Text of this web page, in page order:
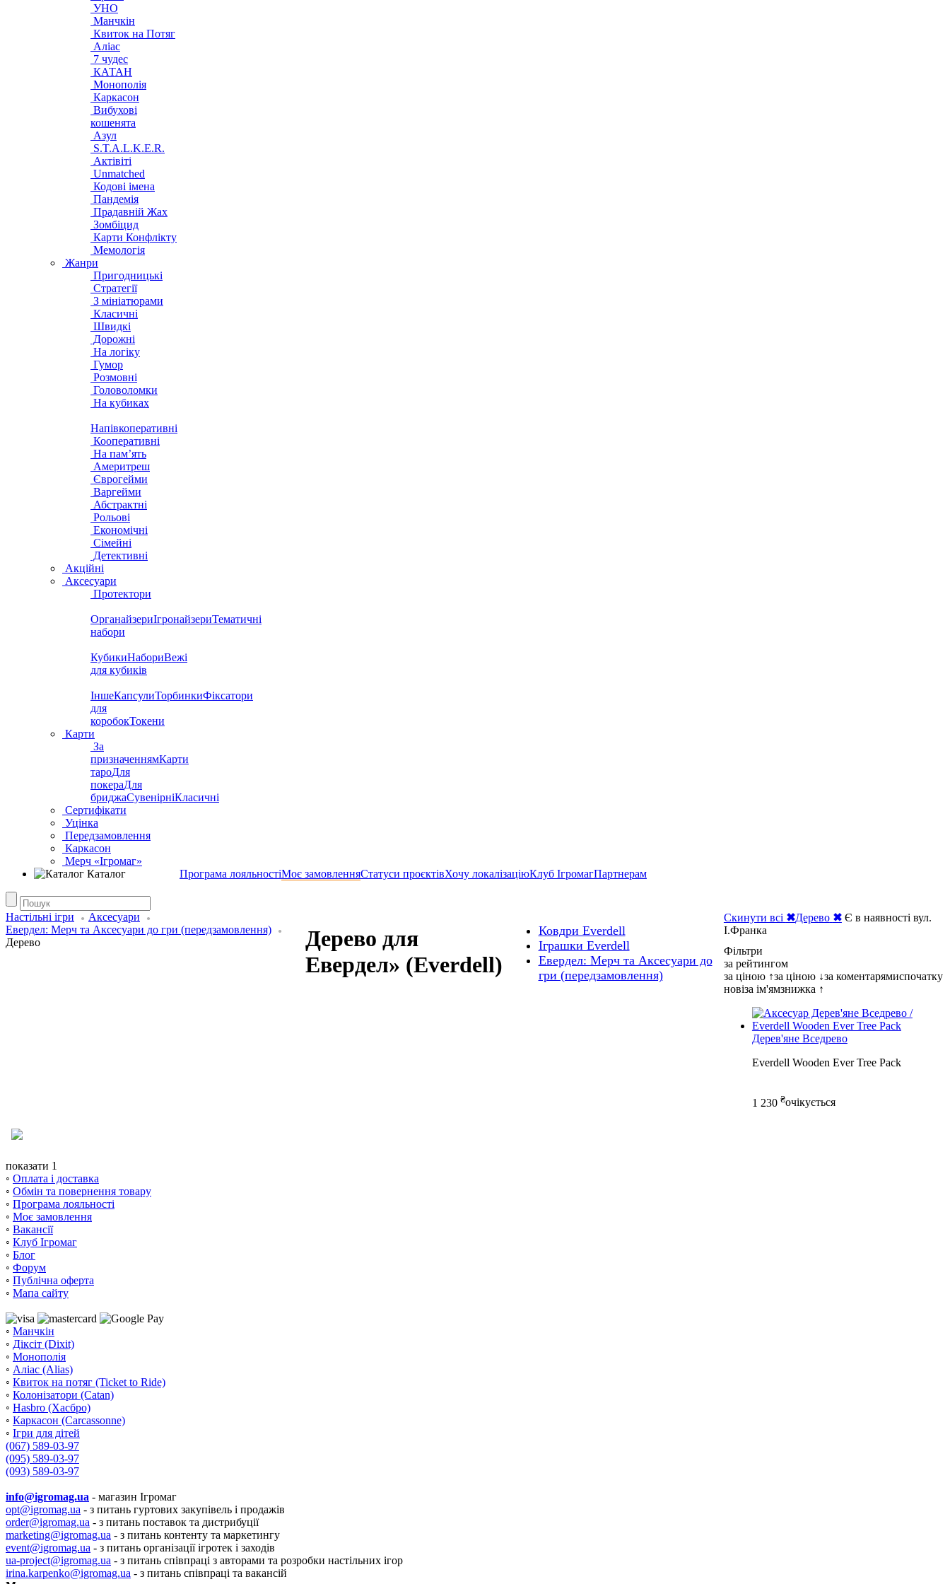
УНО
Манчкін
Квиток на Потяг
Аліас
7 чудес
КАТАН
Монополія
Каркасон
Вибухові
кошенята
Азул
S.T.A.L.K.E.R.
Актівіті
Unmatched
Кодові імена
Пандемія
Прадавній Жах
Зомбіцид
Карти Конфлікту
Мемологія
Жанри
Пригодницькі
Стратегії
З мініатюрами
Класичні
Швидкі
Дорожні
На логіку
Гумор
Розмовні
Головоломки
На кубиках
Напівкоперативні
Кооперативні
На пам’ять
Америтреш
Єврогейми
Варгейми
Абстрактні
Рольові
Економічні
Сімейні
Детективні
Акційні
Аксесуари
Протектори
ОрганайзериІгронайзериТематичні
набори
КубикиНабориВежі
для кубиків
ІншеКапсулиТорбинкиФіксатори
для
коробокТокени
Карти
За
призначеннямКарти
тароДля
покераДля
бриджаСувенірніКласичні
Сертифікати
Уцінка
Передзамовлення
Каркасон
Мерч «Ігромаг»
Каталог
Програма лояльностіМоє замовленняСтатуси проєктівХочу локалізаціюКлуб ІгромагПартнерам
Настільні ігри
Аксесуари
Евердел: Мерч та Аксесуари до гри (передзамовлення)
Дерево
Дерево для
Евердел» (Everdell)
Ковдри Everdell
Іграшки Everdell
Евердел: Мерч та Аксесуари до
гри (передзамовлення)
Скинути всі ✖Дерево ✖Є в наявності вул.
І.Франка
Фільтри
за рейтингом
за ціною ↑за ціною ↓за коментарямиспочатку
новіза ім'ямзнижка ↑
Дерев'яне Вседрево
Everdell Wooden Ever Tree Pack
1 230 ₴очікується
показати 1
◦ Оплата і доставка
◦ Обмін та повернення товару
◦ Програма лояльності
◦ Моє замовлення
◦ Вакансії
◦ Клуб Ігромаг
◦ Блог
◦ Форум
◦ Публічна оферта
◦ Мапа сайту
◦ Манчкін
◦ Діксіт (Dixit)
◦ Монополія
◦ Аліас (Alias)
◦ Квиток на потяг (Ticket to Ride)
◦ Колонізатори (Catan)
◦ Hasbro (Хасбро)
◦ Каркасон (Carcassonne)
◦ Ігри для дітей
(067) 589-03-97
(095) 589-03-97
(093) 589-03-97
info@igromag.ua - магазин Ігромаг
opt@igromag.ua - з питань гуртових закупівель і продажів
order@igromag.ua - з питань поставок та дистрибуції
marketing@igromag.ua - з питань контенту та маркетингу
event@igromag.ua - з питань організації ігротек і заходів
ua-project@igromag.ua - з питань співпраці з авторами та розробки настільних ігор
irina.karpenko@igromag.ua - з питань співпраці та вакансій